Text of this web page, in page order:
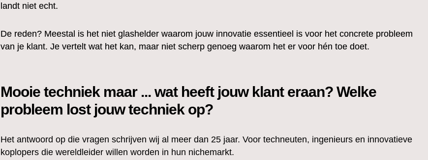
landt niet echt.
De reden? Meestal is het niet glashelder waarom jouw innovatie essentieel is voor het concrete probleem
van je klant. Je vertelt wat het kan, maar niet scherp genoeg waarom het er voor hén toe doet.
Mooie techniek maar ... wat heeft jouw klant eraan? Welke
probleem lost jouw techniek op?
Het antwoord op die vragen schrijven wij al meer dan 25 jaar. Voor techneuten, ingenieurs en innovatieve
koplopers die wereldleider willen worden in hun nichemarkt.